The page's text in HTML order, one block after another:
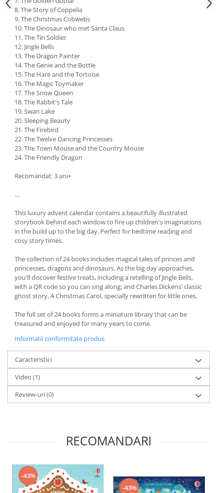
8. The Story of Coppelia
9. The Christmas Cobwebs
10. The Dinosaur who met Santa Claus
11. The Tin Soldier
12. Jingle Bells
13. The Dragon Painter
14. The Genie and the Bottle
15. The Hare and the Tortoise
16. The Magic Toymaker
17. The Snow Queen
18. The Rabbit's Tale
19. Swan Lake
20. Sleeping Beauty
21. The Firebird
22. The Twelve Dancing Princesses
23. The Town Mouse and the Country Mouse
24. The Friendly Dragon
Recomandat: 3 ani+
....
This luxury advent calendar contains a beautifully illustrated
storybook behind each window to fire up children's imaginations
in the build up to the big day. Perfect for bedtime reading and
cosy story times.
The collection of 24 books includes magical tales of princes and
princesses, dragons and dinosaurs. As the big day approaches,
you'll discover festive treats, including a retelling of Jingle Bells,
with a QR code so you can sing along; and Charles Dickens' classic
ghost story, A Christmas Carol, specially rewritten for little ones.
The full set of 24 books forms a miniature library that can be
treasured and enjoyed for many years to come.
Informatii conformitate produs
Caracteristici
Video (1)
Review-uri(0)
RECOMANDARI
-43%
-43%